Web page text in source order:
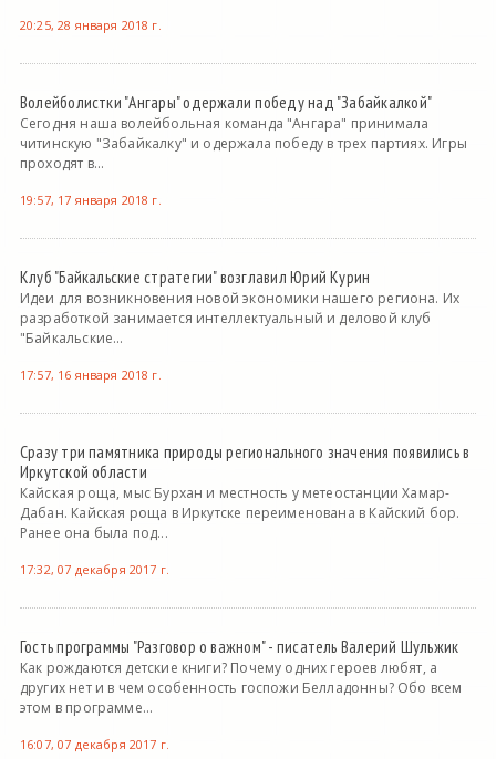
20:25, 28 января 2018 г.
Волейболистки "Ангары" одержали победу над "Забайкалкой"
Сегодня наша волейбольная команда "Ангара" принимала
читинскую "Забайкалку" и одержала победу в трех партиях. Игры
проходят в...
19:57, 17 января 2018 г.
Клуб "Байкальские стратегии" возглавил Юрий Курин
Идеи для возникновения новой экономики нашего региона. Их
разработкой занимается интеллектуальный и деловой клуб
"Байкальские...
17:57, 16 января 2018 г.
Сразу три памятника природы регионального значения появились в
Иркутской области
Кайская роща, мыс Бурхан и местность у метеостанции Хамар-
Дабан. Кайская роща в Иркутске переименована в Кайский бор.
Ранее она была под...
17:32, 07 декабря 2017 г.
Гость программы "Разговор о важном" - писатель Валерий Шульжик
Как рождаются детские книги? Почему одних героев любят, а
других нет и в чем особенность госпожи Белладонны? Обо всем
этом в программе...
16:07, 07 декабря 2017 г.